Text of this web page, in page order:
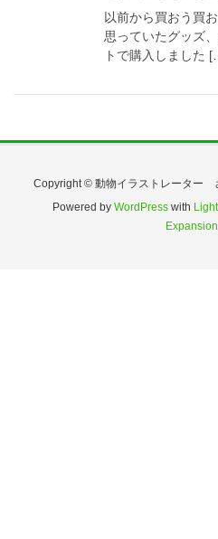
以前から買おう買
思っていたグッズ
トで購入しました
Copyright © 動物イラストレーター
Powered by WordPresswith